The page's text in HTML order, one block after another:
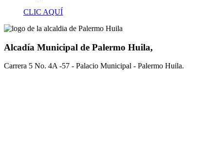
CLIC AQUÍ
Alcadía Municipal de Palermo Huila,
Carrera 5 No. 4A -57 - Palacio Municipal - Palermo Huila.